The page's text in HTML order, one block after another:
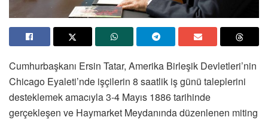
Cumhurbaşkanı Ersin Tatar, Amerika Birleşik Devletleri’nin
Chicago Eyaleti’nde işçilerin 8 saatlik iş günü taleplerini
desteklemek amacıyla 3-4 Mayıs 1886 tarihinde
gerçekleşen ve Haymarket Meydanında düzenlenen miting